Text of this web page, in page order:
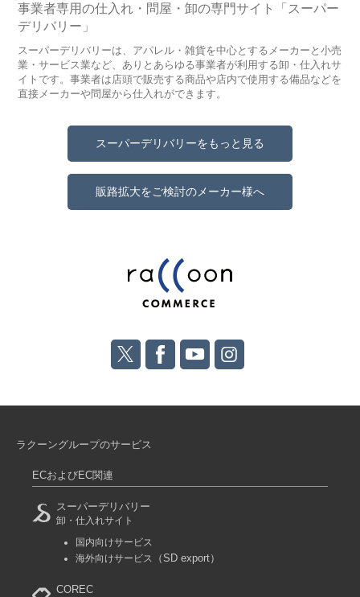
事業者専用の仕入れ・問屋・卸の専門サイト「スーパー
デリバリー」
スーパーデリバリーは、アパレル・雑貨を中心とするメーカーと小売
業・サービス業など、ありとあらゆる事業者が利用する卸・仕入れサ
イトです。事業者は店頭で販売する商品や店内で使用する備品などを
直接メーカーや問屋から仕入れができます。
スーパーデリバリーをもっと見る
販路拡大をご検討のメーカー様へ
ラクーングループのサービス
ECおよびEC関連
スーパーデリバリー
卸・仕入れサイト
国内向けサービス
海外向けサービス
（SD export）
COREC